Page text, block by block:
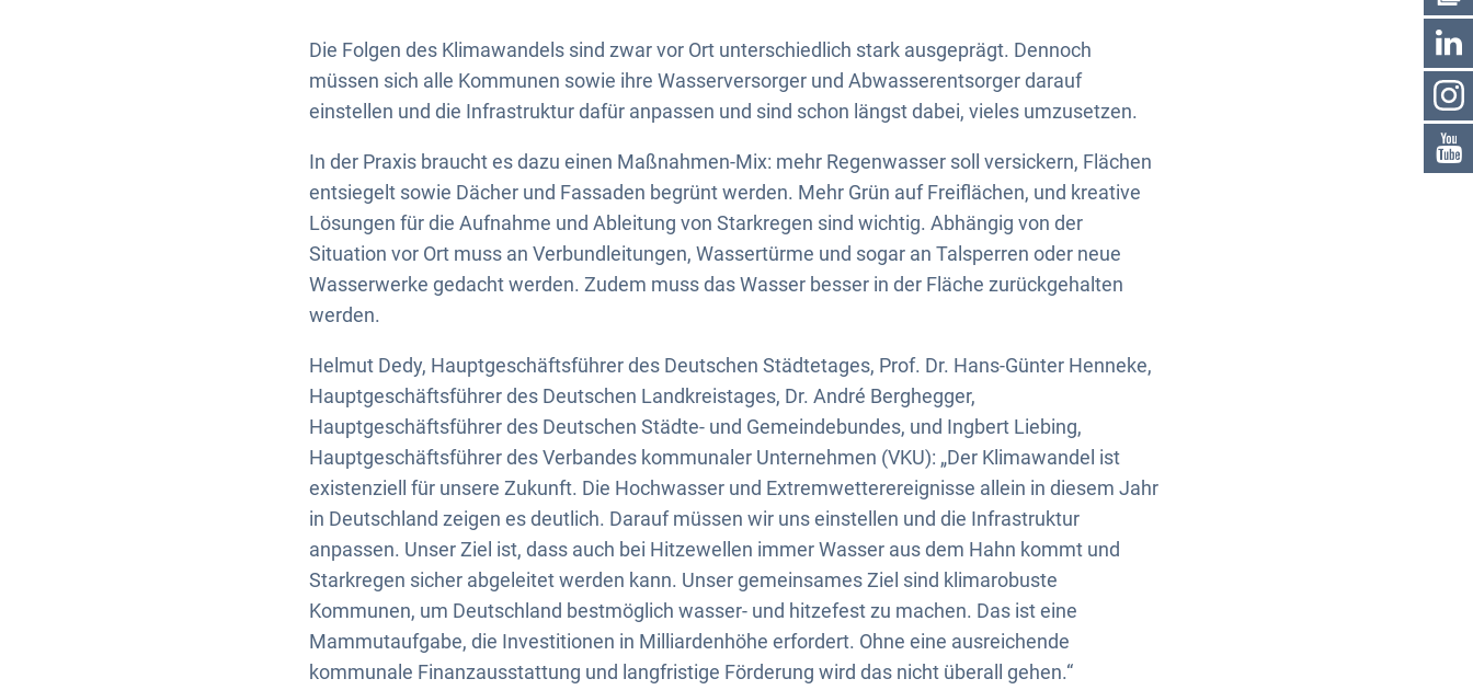
Die Folgen des Klimawandels sind zwar vor Ort unterschiedlich stark ausgeprägt. Dennoch
müssen sich alle Kommunen sowie ihre Wasserversorger und Abwasserentsorger darauf
einstellen und die Infrastruktur dafür anpassen und sind schon längst dabei, vieles umzusetzen.
In der Praxis braucht es dazu einen Maßnahmen-Mix: mehr Regenwasser soll versickern, Flächen
entsiegelt sowie Dächer und Fassaden begrünt werden. Mehr Grün auf Freiflächen, und kreative
Lösungen für die Aufnahme und Ableitung von Starkregen sind wichtig. Abhängig von der
Situation vor Ort muss an Verbundleitungen, Wassertürme und sogar an Talsperren oder neue
Wasserwerke gedacht werden. Zudem muss das Wasser besser in der Fläche zurückgehalten
werden.
Helmut Dedy, Hauptgeschäftsführer des Deutschen Städtetages, Prof. Dr. Hans-Günter Henneke,
Hauptgeschäftsführer des Deutschen Landkreistages, Dr. André Berghegger,
Hauptgeschäftsführer des Deutschen Städte- und Gemeindebundes, und Ingbert Liebing,
Hauptgeschäftsführer des Verbandes kommunaler Unternehmen (VKU): „Der Klimawandel ist
existenziell für unsere Zukunft. Die Hochwasser und Extremwetterereignisse allein in diesem Jahr
in Deutschland zeigen es deutlich. Darauf müssen wir uns einstellen und die Infrastruktur
anpassen. Unser Ziel ist, dass auch bei Hitzewellen immer Wasser aus dem Hahn kommt und
Starkregen sicher abgeleitet werden kann. Unser gemeinsames Ziel sind klimarobuste
Kommunen, um Deutschland bestmöglich wasser- und hitzefest zu machen. Das ist eine
Mammutaufgabe, die Investitionen in Milliardenhöhe erfordert. Ohne eine ausreichende
kommunale Finanzausstattung und langfristige Förderung wird das nicht überall gehen.“